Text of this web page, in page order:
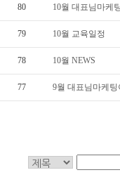
80 10월 대표님마케
79 10월 교육일정
78 10월 NEWS
77 9월 대표님마케팅